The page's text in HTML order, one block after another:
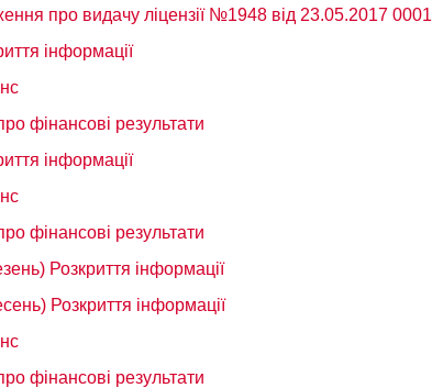
про видачу ліцензії №1948 від 23.05.2017 0001
інформації
фінансові результати
інформації
фінансові результати
Розкриття інформації
Розкриття інформації
фінансові результати